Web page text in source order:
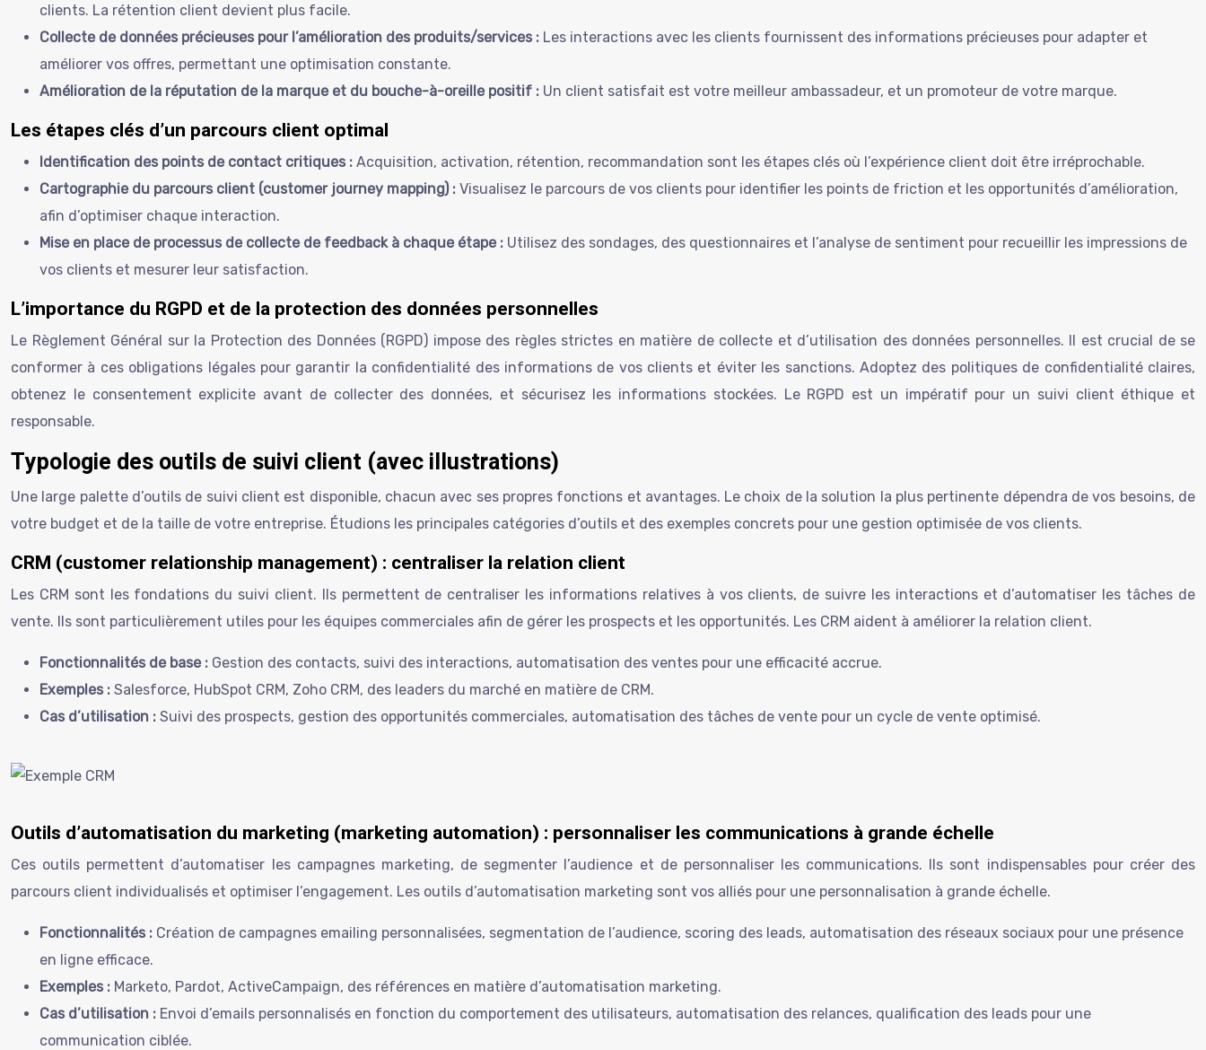
clients. La rétention client devient plus facile.
Collecte de données précieuses pour l’amélioration des produits/services : Les interactions avec les clients fournissent des informations précieuses pour adapter et
améliorer vos offres, permettant une optimisation constante.
Amélioration de la réputation de la marque et du bouche-à-oreille positif : Un client satisfait est votre meilleur ambassadeur, et un promoteur de votre marque.
Les étapes clés d’un parcours client optimal
Identification des points de contact critiques : Acquisition, activation, rétention, recommandation sont les étapes clés où l’expérience client doit être irréprochable.
Cartographie du parcours client (customer journey mapping) : Visualisez le parcours de vos clients pour identifier les points de friction et les opportunités d’amélioration,
afin d’optimiser chaque interaction.
Mise en place de processus de collecte de feedback à chaque étape : Utilisez des sondages, des questionnaires et l’analyse de sentiment pour recueillir les impressions de
vos clients et mesurer leur satisfaction.
L’importance du RGPD et de la protection des données personnelles
Le Règlement Général sur la Protection des Données (RGPD) impose des règles strictes en matière de collecte et d’utilisation des données personnelles. Il est crucial de se
conformer à ces obligations légales pour garantir la confidentialité des informations de vos clients et éviter les sanctions. Adoptez des politiques de confidentialité claires,
obtenez le consentement explicite avant de collecter des données, et sécurisez les informations stockées. Le RGPD est un impératif pour un suivi client éthique et
responsable.
Typologie des outils de suivi client (avec illustrations)
Une large palette d’outils de suivi client est disponible, chacun avec ses propres fonctions et avantages. Le choix de la solution la plus pertinente dépendra de vos besoins, de
votre budget et de la taille de votre entreprise. Étudions les principales catégories d’outils et des exemples concrets pour une gestion optimisée de vos clients.
CRM (customer relationship management) : centraliser la relation client
Les CRM sont les fondations du suivi client. Ils permettent de centraliser les informations relatives à vos clients, de suivre les interactions et d’automatiser les tâches de
vente. Ils sont particulièrement utiles pour les équipes commerciales afin de gérer les prospects et les opportunités. Les CRM aident à améliorer la relation client.
Fonctionnalités de base : Gestion des contacts, suivi des interactions, automatisation des ventes pour une efficacité accrue.
Exemples : Salesforce, HubSpot CRM, Zoho CRM, des leaders du marché en matière de CRM.
Cas d’utilisation : Suivi des prospects, gestion des opportunités commerciales, automatisation des tâches de vente pour un cycle de vente optimisé.
Outils d’automatisation du marketing (marketing automation) : personnaliser les communications à grande échelle
Ces outils permettent d’automatiser les campagnes marketing, de segmenter l’audience et de personnaliser les communications. Ils sont indispensables pour créer des
parcours client individualisés et optimiser l’engagement. Les outils d’automatisation marketing sont vos alliés pour une personnalisation à grande échelle.
Fonctionnalités : Création de campagnes emailing personnalisées, segmentation de l’audience, scoring des leads, automatisation des réseaux sociaux pour une présence
en ligne efficace.
Exemples : Marketo, Pardot, ActiveCampaign, des références en matière d’automatisation marketing.
Cas d’utilisation : Envoi d’emails personnalisés en fonction du comportement des utilisateurs, automatisation des relances, qualification des leads pour une
communication ciblée.